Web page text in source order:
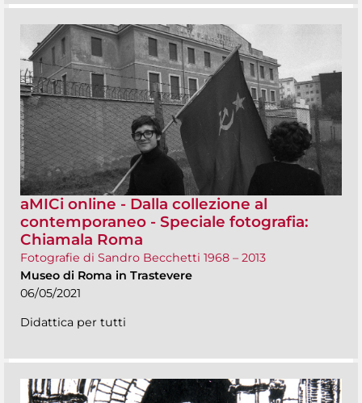
aMICi online - Dalla collezione al
contemporaneo - Speciale fotografia:
Chiamala Roma
Fotografie di Sandro Becchetti 1968 – 2013
Museo di Roma in Trastevere
06/05/2021
Didattica per tutti